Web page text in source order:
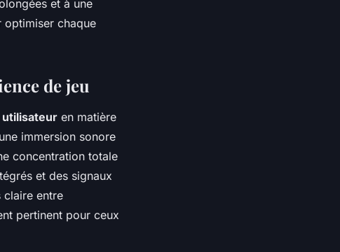
et à une
optimiser chaque
de jeu
en matière
immersion sonore
concentration totale
et des signaux
claire entre
pertinent pour ceux